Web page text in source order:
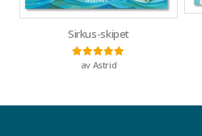
Sirkus-skipet
Vurdert5
av Astrid